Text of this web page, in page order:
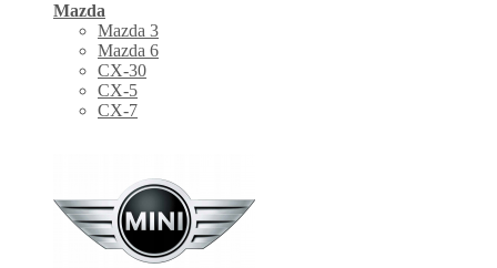
Mazda
Mazda 3
Mazda 6
CX-30
СХ-5
CX-7